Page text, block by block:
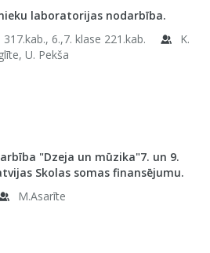
laboratorijas nodarbība.
317.kab., 6.,7. klase 221.kab.
K.
U. Pekša
"Dzeja un mūzika"7. un 9.
Skolas somas finansējumu.
M.Asarīte